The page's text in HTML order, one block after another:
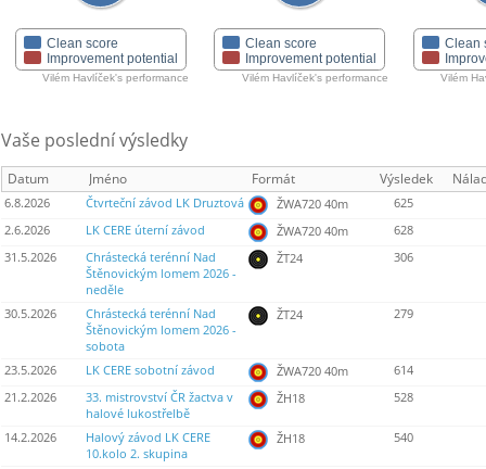
Clean score
Improvement potential
Vilém Havlíček's performance
Clean score
Improvement potential
Vilém Havlíček's performance
Clean
Vilém
Vaše poslední výsledky
Datum Jméno Formát Výsledek
6.8.2026 Čtvrteční závod LK Druztová ŽWA720 40m
625
2.6.2026
LK CERE úterní závod ŽWA720 40m
628
31.5.2026
Chrástecká terénní Nad
Štěnovickým lomem 2026 -
neděle
ŽT24 306
30.5.2026
Chrástecká terénní Nad
Štěnovickým lomem 2026 -
sobota
ŽT24 279
23.5.2026 LK CERE sobotní závod ŽWA720 40m
614
21.2.2026
33. mistrovství ČR žactva v
halové lukostřelbě
ŽH18 528
14.2.2026
Halový závod LK CERE
10.kolo 2. skupina
ŽH18 540